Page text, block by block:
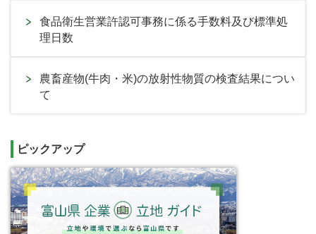
食品衛生営業許認可事務に係る手数料及び標準処
理日数
農畜産物(牛肉・米)の放射性物質の検査結果につい
て
ピックアップ